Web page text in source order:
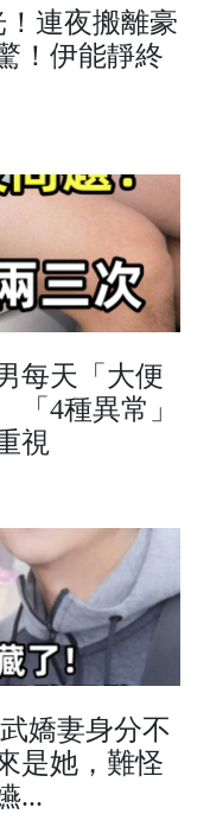
連夜搬離豪
！伊能靜終
每天「大便
4種異常」
視
嬌妻身分不
是她，難怪
...